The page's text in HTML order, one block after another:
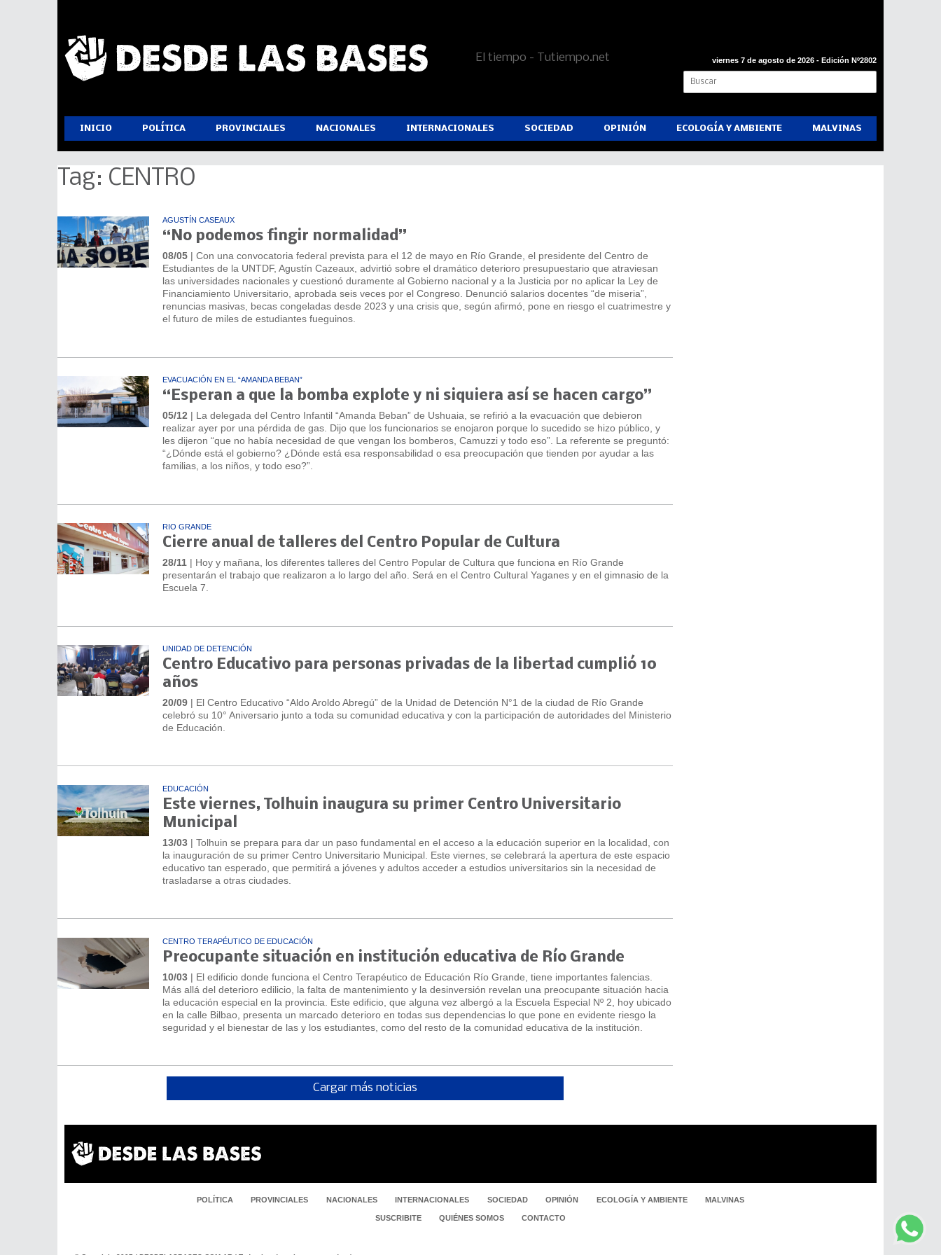
El tiempo - Tutiempo.net viernes 7 de agosto de 2026 - Edición Nº2802
INICIO POLÍTICA PROVINCIALES NACIONALES INTERNACIONALES SOCIEDAD OPINIÓN ECOLOGÍA Y AMBIENTE MALVINAS
Tag: CENTRO
AGUSTÍN CASEAUX
“No podemos fingir normalidad”
08/05| Con una convocatoria federal prevista para el 12 de mayo en Río Grande, el presidente del Centro de
Estudiantes de la UNTDF, Agustín Cazeaux, advirtió sobre el dramático deterioro presupuestario que atraviesan
las universidades nacionales y cuestionó duramente al Gobierno nacional y a la Justicia por no aplicar la Ley de
Financiamiento Universitario, aprobada seis veces por el Congreso. Denunció salarios docentes “de miseria”,
renuncias masivas, becas congeladas desde 2023 y una crisis que, según afirmó, pone en riesgo el cuatrimestre y
el futuro de miles de estudiantes fueguinos.
EVACUACIÓN EN EL “AMANDA BEBAN”
“Esperan a que la bomba explote y ni siquiera así se hacen cargo”
05/12 | La delegada del Centro Infantil “Amanda Beban” de Ushuaia, se refirió a la evacuación que debieron
realizar ayer por una pérdida de gas. Dijo que los funcionarios se enojaron porque lo sucedido se hizo público, y
les dijeron “que no había necesidad de que vengan los bomberos, Camuzzi y todo eso”. La referente se preguntó:
“¿Dónde está el gobierno? ¿Dónde está esa responsabilidad o esa preocupación que tienden por ayudar a las
familias, a los niños, y todo eso?”.
RIO GRANDE
Cierre anual de talleres del Centro Popular de Cultura
28/11| Hoy y mañana, los diferentes talleres del Centro Popular de Cultura que funciona en Río Grande
presentarán el trabajo que realizaron a lo largo del año. Será en el Centro Cultural Yaganes y en el gimnasio de la
Escuela 7.
UNIDAD DE DETENCIÓN
Centro Educativo para personas privadas de la libertad cumplió 10
años
20/09| El Centro Educativo “Aldo Aroldo Abregú” de la Unidad de Detención N°1 de la ciudad de Río Grande
celebró su 10° Aniversario junto a toda su comunidad educativa y con la participación de autoridades del Ministerio
de Educación.
EDUCACIÓN
Este viernes, Tolhuin inaugura su primer Centro Universitario
Municipal
13/03| Tolhuin se prepara para dar un paso fundamental en el acceso a la educación superior en la localidad, con
la inauguración de su primer Centro Universitario Municipal. Este viernes, se celebrará la apertura de este espacio
educativo tan esperado, que permitirá a jóvenes y adultos acceder a estudios universitarios sin la necesidad de
trasladarse a otras ciudades.
CENTRO TERAPÉUTICO DE EDUCACIÓN
Preocupante situación en institución educativa de Río Grande
10/03| El edificio donde funciona el Centro Terapéutico de Educación Río Grande, tiene importantes falencias.
Más allá del deterioro edilicio, la falta de mantenimiento y la desinversión revelan una preocupante situación hacia
la educación especial en la provincia. Este edificio, que alguna vez albergó a la Escuela Especial Nº 2, hoy ubicado
en la calle Bilbao, presenta un marcado deterioro en todas sus dependencias lo que pone en evidente riesgo la
seguridad y el bienestar de las y los estudiantes, como del resto de la comunidad educativa de la institución.
Cargar más noticias
POLÍTICA PROVINCIALES NACIONALES INTERNACIONALES SOCIEDAD OPINIÓN ECOLOGÍA Y AMBIENTE MALVINAS
SUSCRIBITE QUIÉNES SOMOS CONTACTO